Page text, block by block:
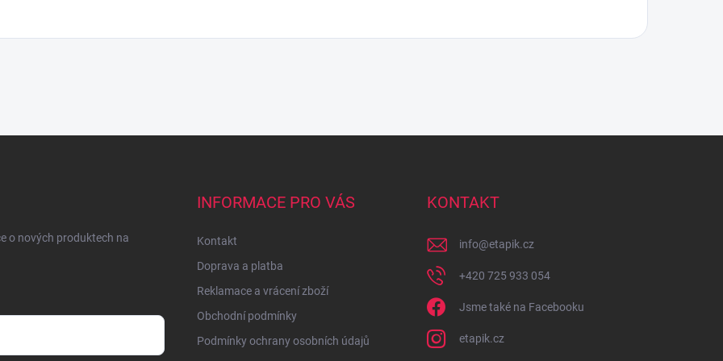
o nových produktech na
INFORMACE PRO VÁS
Kontakt
Doprava a platba
Reklamace a vrácení zboží
Obchodní podmínky
Podmínky ochrany osobních údajů
KONTAKT
info@etapik.cz
+420 725 933 054
Jsme také na Facebooku
etapik.cz